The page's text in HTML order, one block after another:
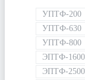
УПТФ-200
УПТФ-630
УПТФ-800
ЭПТФ-1600
ЭПТФ-2500